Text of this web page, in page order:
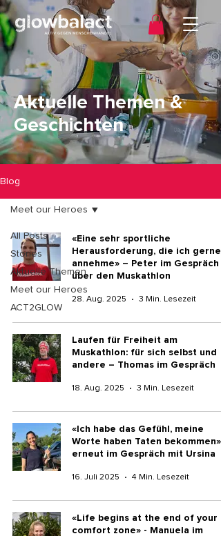
Aktuelle Themen &
Geschichten
Blog
All Posts
Stories
Aktuelle Themen
Meet our Heroes
ACT2GLOW
Meet our Heroes
«Eine sehr sportliche
Herausforderung, die ich gerne
annehme» – Peter im Gespräch
über den Muskathlon
28. Aug. 2025 3 Min. Lesezeit
Laufen für Freiheit am
Muskathlon: für sich selbst und
andere – Thomas im Gespräch
18. Aug. 2025 3 Min. Lesezeit
«Ich habe das Gefühl, meine
Worte haben Taten bekommen»
erneut im Gespräch mit Ursina
16. Juli 2025 4 Min. Lesezeit
«Life begins at the end of your
comfort zone» - Manuela im